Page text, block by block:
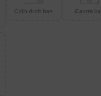
Coin droit bas Centre